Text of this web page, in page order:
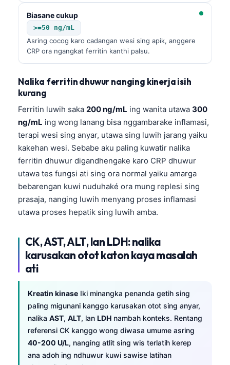
Biasane cukup
>=50 ng/mL
Asring cocog karo cadangan wesi sing apik, anggere
CRP ora ngangkat ferritin kanthi palsu.
Nalika ferritin dhuwur nanging kinerja isih
kurang
Ferritin luwih saka 200 ng/mL ing wanita utawa 300
ng/mL ing wong lanang bisa nggambarake inflamasi,
terapi wesi sing anyar, utawa sing luwih jarang yaiku
kakehan wesi. Sebabe aku paling kuwatir nalika
ferritin dhuwur digandhengake karo CRP dhuwur
utawa tes fungsi ati sing ora normal yaiku amarga
bebarengan kuwi nuduhaké ora mung replesi sing
prasaja, nanging luwih menyang proses inflamasi
utawa proses hepatik sing luwih amba.
CK, AST, ALT, lan LDH: nalika
karusakan otot katon kaya masalah
ati
Kreatin kinase Iki minangka penanda getih sing
paling migunani kanggo karusakan otot sing anyar,
nalika AST, ALT, lan LDH nambah konteks. Rentang
referensi CK kanggo wong diwasa umume asring
40-200 U/L, nanging atlit sing wis terlatih kerep
ana adoh ing ndhuwur kuwi sawise latihan